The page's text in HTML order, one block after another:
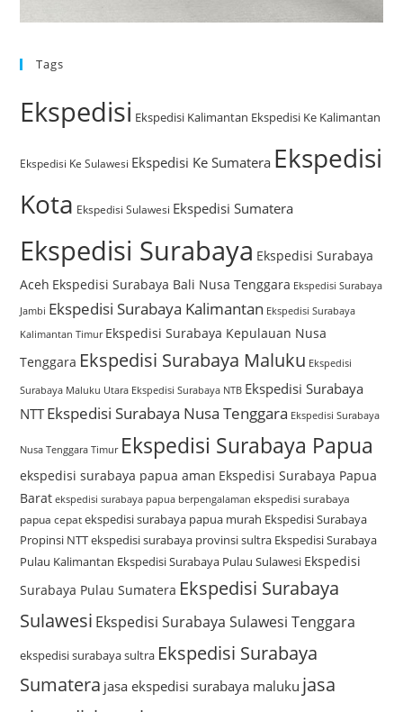
Tags
Ekspedisi Ekspedisi Kalimantan Ekspedisi Ke Kalimantan
Ekspedisi Ke Sulawesi Ekspedisi Ke Sumatera Ekspedisi
Kota Ekspedisi Sulawesi Ekspedisi Sumatera
Ekspedisi Surabaya Ekspedisi Surabaya
Aceh Ekspedisi Surabaya Bali Nusa Tenggara Ekspedisi Surabaya
Jambi Ekspedisi Surabaya Kalimantan Ekspedisi Surabaya
Kalimantan Timur Ekspedisi Surabaya Kepulauan Nusa
Tenggara Ekspedisi Surabaya Maluku Ekspedisi
Surabaya Maluku Utara Ekspedisi Surabaya NTB Ekspedisi Surabaya
NTTEkspedisi Surabaya Nusa Tenggara Ekspedisi Surabaya
Nusa Tenggara Timur Ekspedisi Surabaya Papua
ekspedisi surabaya papua aman Ekspedisi Surabaya Papua
Barat ekspedisi surabaya papua berpengalaman ekspedisi surabaya
papua cepat ekspedisi surabaya papua murah Ekspedisi Surabaya
Propinsi NTTekspedisi surabaya provinsi sultra Ekspedisi Surabaya
Pulau Kalimantan Ekspedisi Surabaya Pulau Sulawesi Ekspedisi
Surabaya Pulau Sumatera Ekspedisi Surabaya
Sulawesi Ekspedisi Surabaya Sulawesi Tenggara
ekspedisi surabaya sultra Ekspedisi Surabaya
Sumatera jasa ekspedisi surabaya maluku jasa